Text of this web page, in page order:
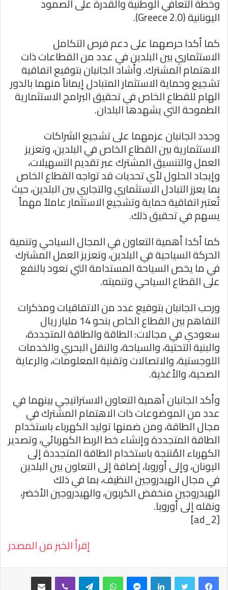
اليونانية (Greece 2.0).
كما أكدا حرصهما على دعم فرص التكامل
الاستثماري بين البلدين في عدد من القطاعات ذات
الاهتمام المشترك. وأشاد الجانبان بتوقيع اتفاقية
تشجيع وحماية الاستثمار المتبادل إيماناً منهما بالدور
الهام للقطاع الخاص في تحقيق البرامج الاستثمارية
الطموحة التي يشهدها البلدان.
وجدد الجانبان عزمهما على تشجيع الشراكات
الاستثمارية بين القطاع الخاص في البلدين، وتعزيز
العمل والتنسيق المشترك عبر تقديم التسهيلات،
وإيجاد الحلول لأي تحديات قد تواجه القطاع الخاص
بما يعزز التبادل الاستثماري والتجاري بين البلدين، حيث
تُعتبر اتفاقية حماية وتشجيع الاستثمار عاملاً مهماً
يسهم في تحقيق ذلك.
كما أكدا أهمية التعاون في المجال السياحي وتنمية
الحركة السياحية في البلدين، وتعزيز العمل المشترك
في ما يخص السياحة المستدامة التي تعود بالنفع
على القطاع السياحي وتنميته.
ورحب الجانبان بتوقيع عدد من الاتفاقيات ومذكرات
التفاهم بين القطاع الخاص بنحو 14 مليار ريال
سعودي في مجالات: الطاقة والطاقة المتجددة،
والبنية التحتية، والسياحة، والنقل البحري والخدمات
اللوجستية، والاتصالات وتقنية المعلومات، والرعاية
الصحية، والأغذية.
وأكد الجانبان أهمية التعاون الاستراتيجي بينهما في
عدد من الموضوعات ذات الاهتمام المشترك في
مجال الطاقة، ومن ضمنها توليد الكهرباء باستخدام
الطاقة المتجددة وإنشاء خط الربط الكهربائي، وتصدير
الكهرباء المُنتجة باستخدام الطاقة المتجددة إلى
اليونان، وإلى أوروبا، إضافة إلى التعاون بين البلدين
في مجال الهيدروجين النظيف، بما في ذلك
الهيدروجين منخفض الكربون، والهيدروجين الأخضر،
ونقله إلى أوروبا.
[ad_2]
إقرأ الخبر من المصدر
فيسبوك لينكدإن واتساب تيلقرام